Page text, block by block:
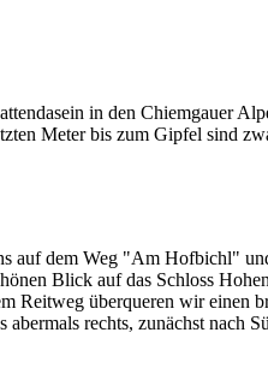
in den Chiemgauer
Meter bis zum Gipfel sind
auf dem Weg "Am Hofbichl"
Blick auf das Schloss
Reitweg überqueren wir
rechts, zunächst